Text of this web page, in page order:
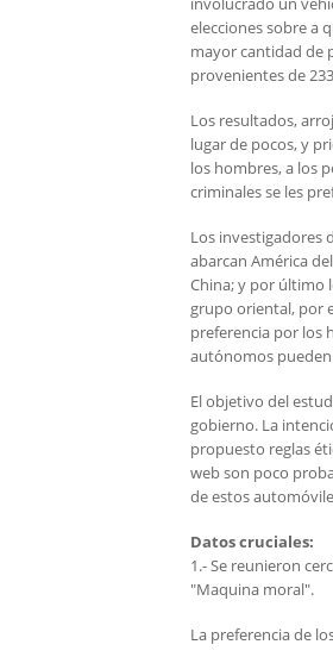
elecciones sobre a
mayor cantidad de
provenientes de
Los resultados,
lugar de pocos, y
los hombres, a los
criminales se les
Los investigadores
abarcan América
China; y por último
grupo oriental, por
preferencia por los
autónomos pueden
El objetivo del
gobierno. La
propuesto reglas
web son poco
de estos
Datos cruciales:
1.- Se reunieron
"Maquina moral".
La preferencia de